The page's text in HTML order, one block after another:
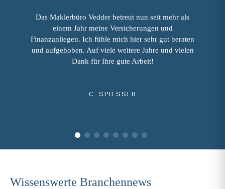
Das Maklerbüro Vedder betreut nun seit mehr als
einem Jahr meine Versicherungen und
Finanzanliegen. Ich fühle mich hier sehr gut beraten
und aufgehoben. Auf viele weitere Jahre und vielen
Dank für Ihre gute Arbeit!
C. SPIESSER
Wissenswerte Branchennews